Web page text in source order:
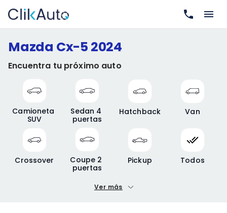
Mazda Cx-5 2024
Encuentra tu próximo auto
Camioneta
SUV
Sedan 4
puertas
Hatchback Van
Crossover
Coupe 2
puertas
Pickup Todos
Precio máximo
Ver más